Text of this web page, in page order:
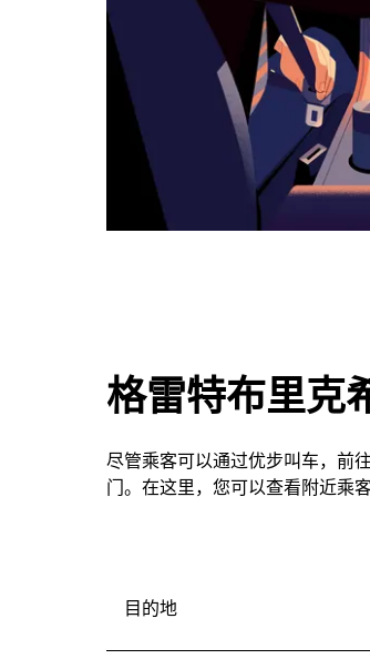
日
历。
格雷特布里克
尽管乘客可以通过优步叫车，前
门。在这里，您可以查看附近乘
目的地